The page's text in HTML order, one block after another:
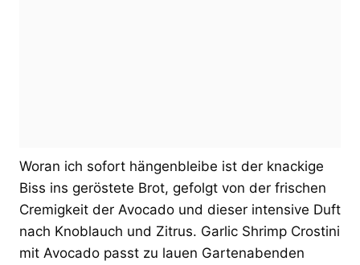
Woran ich sofort hängenbleibe ist der knackige
Biss ins geröstete Brot, gefolgt von der frischen
Cremigkeit der Avocado und dieser intensive Duft
nach Knoblauch und Zitrus. Garlic Shrimp Crostini
mit Avocado passt zu lauen Gartenabenden